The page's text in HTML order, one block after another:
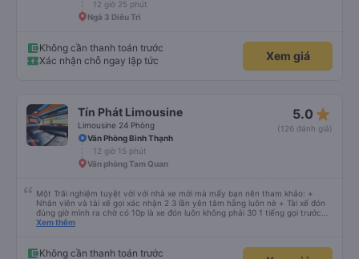
12 giờ 25 phút
Ngã 3 Diêu Trì
Không cần thanh toán trước
Xác nhận chỗ ngay lập tức
Xem giá
Tín Phát Limousine
Limousine 24 Phòng
5.0 star_rate
(126 đánh giá)
Văn Phòng Bình Thạnh
12 giờ 15 phút
Văn phòng Tam Quan
Một Trãi nghiệm tuyệt vời với nhà xe mới mà mấy bạn nên tham khảo: +
Nhân viên và tài xế gọi xác nhận 2 3 lần yên tâm hẵng luôn nè + Tài xế đón
đúng giờ mình ra chờ có 10p là xe đón luôn không phải 30 1 tiếng gọi trước
đợi cực + Xe mới, xịn, thơm và Đặt biệt là cực kỳ ưng mền gối trên xe luôn
trên không bị vướng chân như các xe khác mình từng đi + Tài xế lơ xe nhiệt
Xem thêm
Không cần thanh toán trước